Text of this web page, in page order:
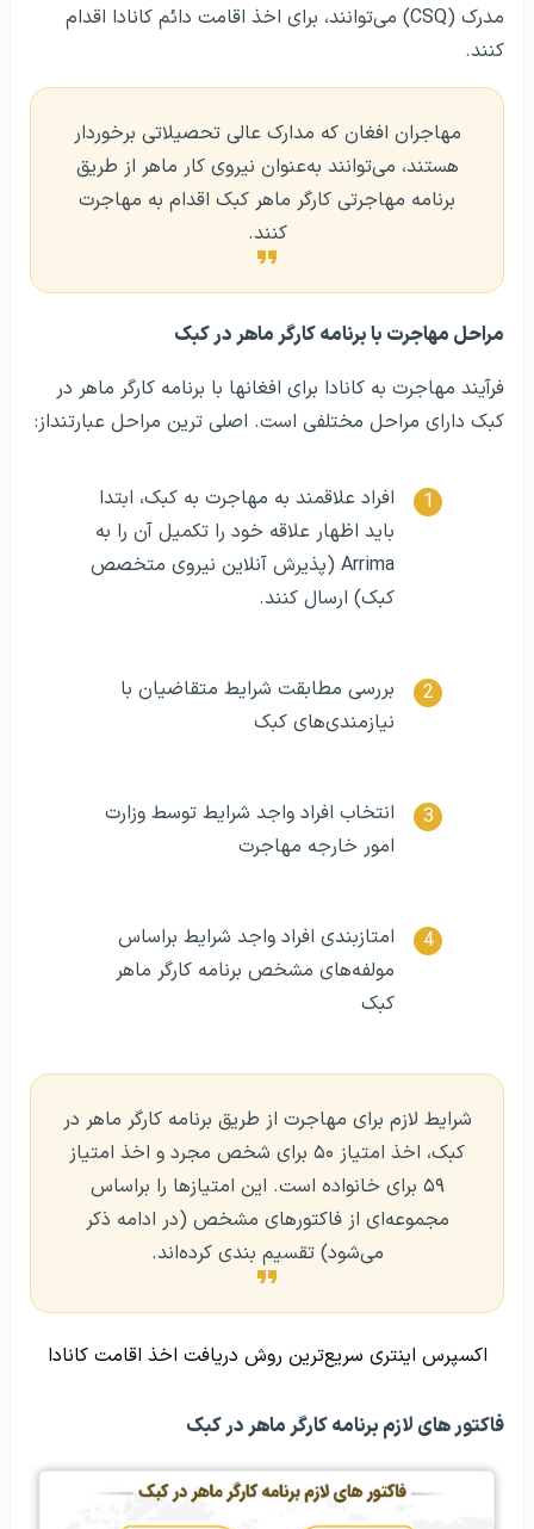
مدرک (CSQ) می‌توانند، برای اخذ اقامت دائم کانادا اقدام
کنند.
مهاجران افغان که مدارک عالی تحصیلاتی برخوردار
هستند، می‌توانند به‌عنوان نیروی کار ماهر از طریق
برنامه‌ مهاجرتی کارگر ماهر کبک اقدام به مهاجرت
کنند.
مراحل مهاجرت با برنامه‌ کارگر ماهر در کبک
فرآیند مهاجرت به کانادا برای افغانها با برنامه کارگر ماهر در
کبک دارای مراحل مختلفی است. اصلی ترین مراحل عبارتنداز:
افراد علاقمند به مهاجرت به کبک، ابتدا
باید اظهار علاقه خود را تکمیل آن را به
Arrima (پذیرش آنلاین نیروی متخصص
کبک) ارسال کنند.
بررسی مطابقت شرایط متقاضیان با
نیازمندی‌های کبک
انتخاب افراد واجد شرایط توسط وزارت
امور خارجه‌ مهاجرت
امتازبندی افراد واجد شرایط براساس
مولفه‌های مشخص برنامه کارگر ماهر
کبک
شرایط لازم برای مهاجرت از طریق برنامه‌ کارگر ماهر در
کبک، اخذ امتیاز ۵۰ برای شخص مجرد و اخذ امتیاز
۵۹ برای خانواده است. این امتیازها را براساس
مجموعه‌ای از فاکتورهای مشخص (در ادامه ذکر
می‌شود) تقسیم بندی کرده‌اند.
اکسپرس اینتری سریع‌ترین روش دریافت اخذ اقامت کانادا
فاکتور های لازم برنامه‌ کارگر ماهر در کبک